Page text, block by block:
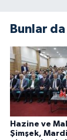
Bunlar
Hazine ve
Şimşek,